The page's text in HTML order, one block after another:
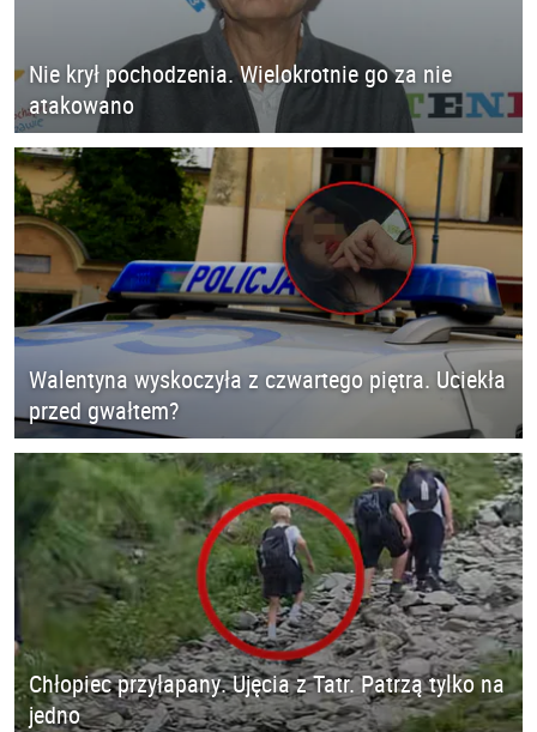
Nie krył pochodzenia. Wielokrotnie go za nie
atakowano
Walentyna wyskoczyła z czwartego piętra. Uciekła
przed gwałtem?
Chłopiec przyłapany. Ujęcia z Tatr. Patrzą tylko na
jedno